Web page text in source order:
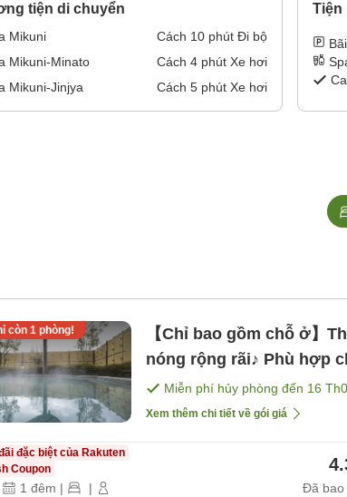
tiện di chuyển
Mikuni Cách 10phút Đi bộ
Mikuni-Minato
Cách 4phút Xe hơi
Mikuni-Jinjya
Cách 5phút Xe hơi
Tiện
còn 1phòng!
【Chỉ bao gồm chỗ ở】
nóng rộng rãi♪ Phù hợp
nhận phòng muộn nhất
ăn]
Miễn phí hủy phòng đến 16
Xem thêm chi tiết về gói giá
đặc biệt của Rakuten
Coupon
1 đêm | | Đã bao